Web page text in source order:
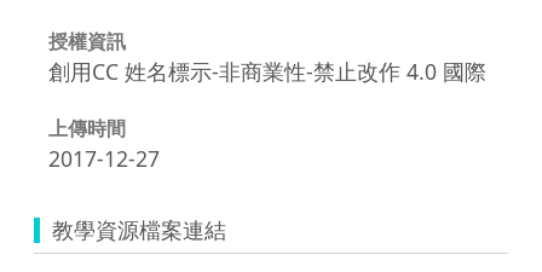
授權資訊
創用CC 姓名標示-非商業性-禁止改作 4.0 國際
上傳時間
2017-12-27
教學資源檔案連結